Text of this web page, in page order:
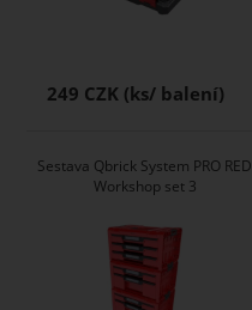
249 CZK
Sestava Qbrick System PRO RED
Workshop set 3